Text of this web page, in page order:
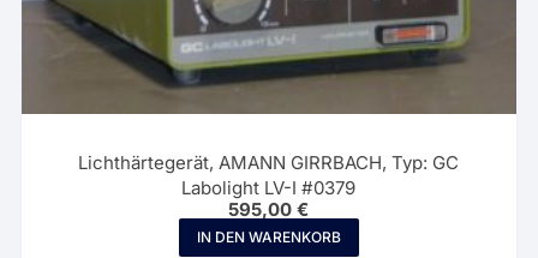
Lichthärtegerät, AMANN GIRRBACH, Typ: GC
Labolight LV-I #0379
595,00€
IN DEN WARENKORB